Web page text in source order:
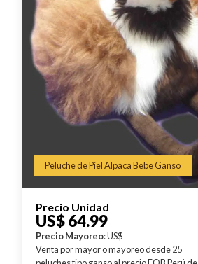
Peluche de Piel Alpaca Bebe Ganso
Precio Unidad
US$ 64.99
Precio Mayoreo: US$
Venta por mayor o mayoreo desde 25